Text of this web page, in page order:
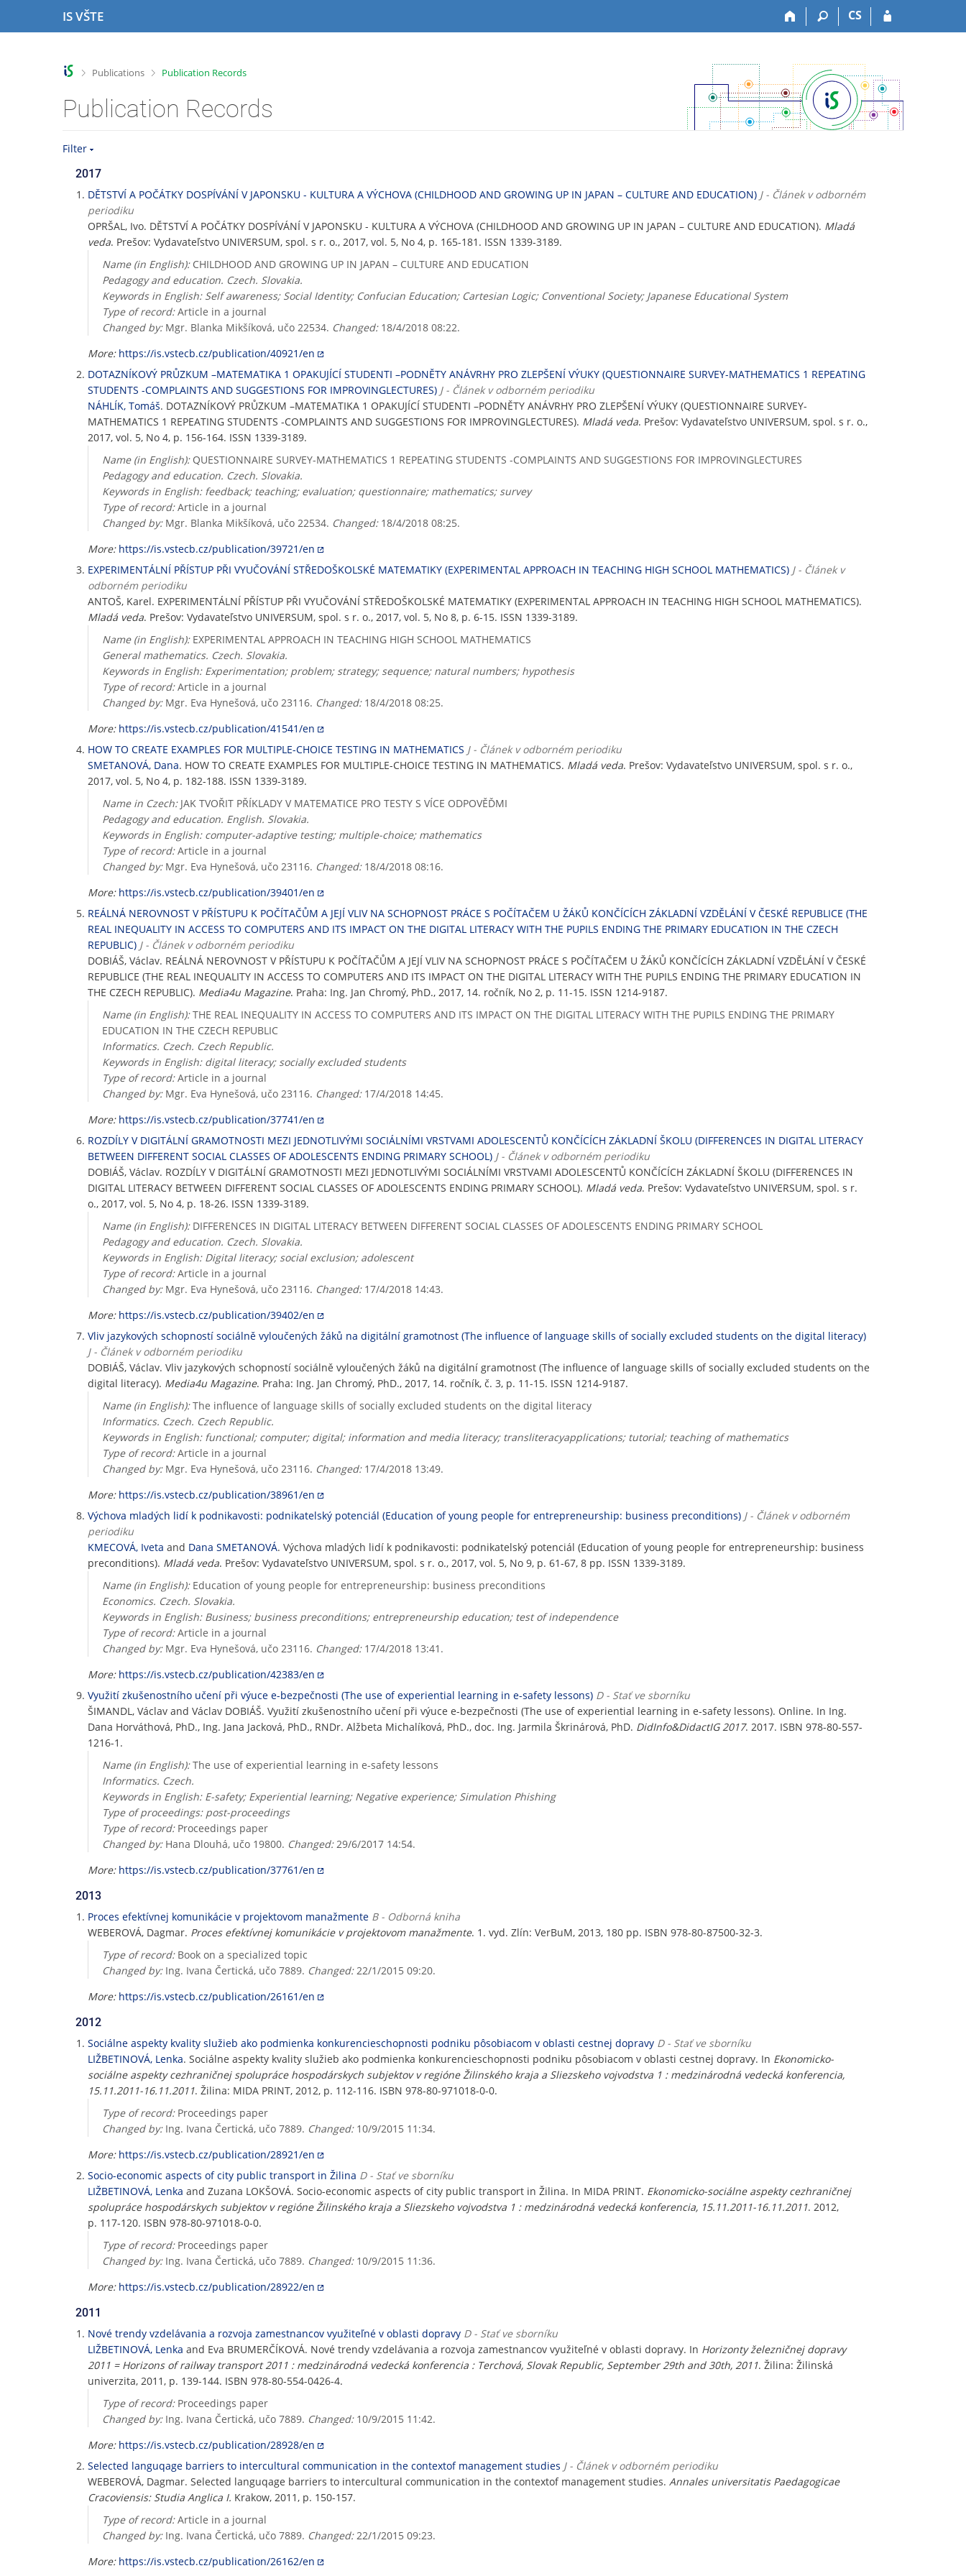
IS VŠTE CS
>Publications >Publication Records
Publication Records
Filter
2017
DĚTSTVÍ A POČÁTKY DOSPÍVÁNÍ V JAPONSKU - KULTURA A VÝCHOVA (CHILDHOOD AND GROWING UP IN JAPAN – CULTURE AND EDUCATION) J - Článek v odborném
periodiku
OPRŠAL, Ivo. DĚTSTVÍ A POČÁTKY DOSPÍVÁNÍ V JAPONSKU - KULTURA A VÝCHOVA (CHILDHOOD AND GROWING UP IN JAPAN – CULTURE AND EDUCATION). Mladá
veda. Prešov: Vydavateľstvo UNIVERSUM, spol. s r. o., 2017, vol. 5, No 4, p. 165-181. ISSN 1339-3189.
Name (in English):CHILDHOOD AND GROWING UP IN JAPAN – CULTURE AND EDUCATION
Pedagogy and education. Czech. Slovakia.
Keywords in English: Self awareness; Social Identity; Confucian Education; Cartesian Logic; Conventional Society; Japanese Educational System
Type of record:Article in a journal
Changed by:Mgr. Blanka Mikšíková, učo 22534. Changed:18/4/2018 08:22.
More: https://is.vstecb.cz/publication/40921/en
DOTAZNÍKOVÝ PRŮZKUM –MATEMATIKA 1 OPAKUJÍCÍ STUDENTI –PODNĚTY ANÁVRHY PRO ZLEPŠENÍ VÝUKY (QUESTIONNAIRE SURVEY-MATHEMATICS 1 REPEATING
STUDENTS -COMPLAINTS AND SUGGESTIONS FOR IMPROVINGLECTURES) J - Článek v odborném periodiku
NÁHLÍK, Tomáš. DOTAZNÍKOVÝ PRŮZKUM –MATEMATIKA 1 OPAKUJÍCÍ STUDENTI –PODNĚTY ANÁVRHY PRO ZLEPŠENÍ VÝUKY (QUESTIONNAIRE SURVEY-
MATHEMATICS 1 REPEATING STUDENTS -COMPLAINTS AND SUGGESTIONS FOR IMPROVINGLECTURES). Mladá veda. Prešov: Vydavateľstvo UNIVERSUM, spol. s r. o.,
2017, vol. 5, No 4, p. 156-164. ISSN 1339-3189.
Name (in English):QUESTIONNAIRE SURVEY-MATHEMATICS 1 REPEATING STUDENTS -COMPLAINTS AND SUGGESTIONS FOR IMPROVINGLECTURES
Pedagogy and education. Czech. Slovakia.
Keywords in English: feedback; teaching; evaluation; questionnaire; mathematics; survey
Type of record:Article in a journal
Changed by:Mgr. Blanka Mikšíková, učo 22534. Changed:18/4/2018 08:25.
More: https://is.vstecb.cz/publication/39721/en
EXPERIMENTÁLNÍ PŘÍSTUP PŘI VYUČOVÁNÍ STŘEDOŠKOLSKÉ MATEMATIKY (EXPERIMENTAL APPROACH IN TEACHING HIGH SCHOOL MATHEMATICS) J - Článek v
odborném periodiku
ANTOŠ, Karel. EXPERIMENTÁLNÍ PŘÍSTUP PŘI VYUČOVÁNÍ STŘEDOŠKOLSKÉ MATEMATIKY (EXPERIMENTAL APPROACH IN TEACHING HIGH SCHOOL MATHEMATICS).
Mladá veda. Prešov: Vydavateľstvo UNIVERSUM, spol. s r. o., 2017, vol. 5, No 8, p. 6-15. ISSN 1339-3189.
Name (in English):EXPERIMENTAL APPROACH IN TEACHING HIGH SCHOOL MATHEMATICS
General mathematics. Czech. Slovakia.
Keywords in English: Experimentation; problem; strategy; sequence; natural numbers; hypothesis
Type of record:Article in a journal
Changed by:Mgr. Eva Hynešová, učo 23116. Changed:18/4/2018 08:25.
More: https://is.vstecb.cz/publication/41541/en
HOW TO CREATE EXAMPLES FOR MULTIPLE-CHOICE TESTING IN MATHEMATICS J - Článek v odborném periodiku
SMETANOVÁ, Dana. HOW TO CREATE EXAMPLES FOR MULTIPLE-CHOICE TESTING IN MATHEMATICS. Mladá veda. Prešov: Vydavateľstvo UNIVERSUM, spol. s r. o.,
2017, vol. 5, No 4, p. 182-188. ISSN 1339-3189.
Name in Czech:JAK TVOŘIT PŘÍKLADY V MATEMATICE PRO TESTY S VÍCE ODPOVĚĎMI
Pedagogy and education. English. Slovakia.
Keywords in English: computer-adaptive testing; multiple-choice; mathematics
Type of record:Article in a journal
Changed by:Mgr. Eva Hynešová, učo 23116. Changed:18/4/2018 08:16.
More: https://is.vstecb.cz/publication/39401/en
REÁLNÁ NEROVNOST V PŘÍSTUPU K POČÍTAČŮM A JEJÍ VLIV NA SCHOPNOST PRÁCE S POČÍTAČEM U ŽÁKŮ KONČÍCÍCH ZÁKLADNÍ VZDĚLÁNÍ V ČESKÉ REPUBLICE (THE
REAL INEQUALITY IN ACCESS TO COMPUTERS AND ITS IMPACT ON THE DIGITAL LITERACY WITH THE PUPILS ENDING THE PRIMARY EDUCATION IN THE CZECH
REPUBLIC) J - Článek v odborném periodiku
DOBIÁŠ, Václav. REÁLNÁ NEROVNOST V PŘÍSTUPU K POČÍTAČŮM A JEJÍ VLIV NA SCHOPNOST PRÁCE S POČÍTAČEM U ŽÁKŮ KONČÍCÍCH ZÁKLADNÍ VZDĚLÁNÍ V ČESKÉ
REPUBLICE (THE REAL INEQUALITY IN ACCESS TO COMPUTERS AND ITS IMPACT ON THE DIGITAL LITERACY WITH THE PUPILS ENDING THE PRIMARY EDUCATION IN
THE CZECH REPUBLIC). Media4u Magazine. Praha: Ing. Jan Chromý, PhD., 2017, 14. ročník, No 2, p. 11-15. ISSN 1214-9187.
Name (in English):THE REAL INEQUALITY IN ACCESS TO COMPUTERS AND ITS IMPACT ON THE DIGITAL LITERACY WITH THE PUPILS ENDING THE PRIMARY
EDUCATION IN THE CZECH REPUBLIC
Informatics. Czech. Czech Republic.
Keywords in English: digital literacy; socially excluded students
Type of record:Article in a journal
Changed by:Mgr. Eva Hynešová, učo 23116. Changed:17/4/2018 14:45.
More: https://is.vstecb.cz/publication/37741/en
ROZDÍLY V DIGITÁLNÍ GRAMOTNOSTI MEZI JEDNOTLIVÝMI SOCIÁLNÍMI VRSTVAMI ADOLESCENTŮ KONČÍCÍCH ZÁKLADNÍ ŠKOLU (DIFFERENCES IN DIGITAL LITERACY
BETWEEN DIFFERENT SOCIAL CLASSES OF ADOLESCENTS ENDING PRIMARY SCHOOL) J - Článek v odborném periodiku
DOBIÁŠ, Václav. ROZDÍLY V DIGITÁLNÍ GRAMOTNOSTI MEZI JEDNOTLIVÝMI SOCIÁLNÍMI VRSTVAMI ADOLESCENTŮ KONČÍCÍCH ZÁKLADNÍ ŠKOLU (DIFFERENCES IN
DIGITAL LITERACY BETWEEN DIFFERENT SOCIAL CLASSES OF ADOLESCENTS ENDING PRIMARY SCHOOL). Mladá veda. Prešov: Vydavateľstvo UNIVERSUM, spol. s r.
o., 2017, vol. 5, No 4, p. 18-26. ISSN 1339-3189.
Name (in English):DIFFERENCES IN DIGITAL LITERACY BETWEEN DIFFERENT SOCIAL CLASSES OF ADOLESCENTS ENDING PRIMARY SCHOOL
Pedagogy and education. Czech. Slovakia.
Keywords in English: Digital literacy; social exclusion; adolescent
Type of record:Article in a journal
Changed by:Mgr. Eva Hynešová, učo 23116. Changed:17/4/2018 14:43.
More: https://is.vstecb.cz/publication/39402/en
Vliv jazykových schopností sociálně vyloučených žáků na digitální gramotnost (The influence of language skills of socially excluded students on the digital literacy)
J - Článek v odborném periodiku
DOBIÁŠ, Václav. Vliv jazykových schopností sociálně vyloučených žáků na digitální gramotnost (The influence of language skills of socially excluded students on the
digital literacy). Media4u Magazine. Praha: Ing. Jan Chromý, PhD., 2017, 14. ročník, č. 3, p. 11-15. ISSN 1214-9187.
Name (in English):The influence of language skills of socially excluded students on the digital literacy
Informatics. Czech. Czech Republic.
Keywords in English: functional; computer; digital; information and media literacy; transliteracyapplications; tutorial; teaching of mathematics
Type of record:Article in a journal
Changed by:Mgr. Eva Hynešová, učo 23116. Changed:17/4/2018 13:49.
More: https://is.vstecb.cz/publication/38961/en
Výchova mladých lidí k podnikavosti: podnikatelský potenciál (Education of young people for entrepreneurship: business preconditions) J - Článek v odborném
periodiku
KMECOVÁ, Iveta and Dana SMETANOVÁ. Výchova mladých lidí k podnikavosti: podnikatelský potenciál (Education of young people for entrepreneurship: business
preconditions). Mladá veda. Prešov: Vydavateľstvo UNIVERSUM, spol. s r. o., 2017, vol. 5, No 9, p. 61-67, 8 pp. ISSN 1339-3189.
Name (in English):Education of young people for entrepreneurship: business preconditions
Economics. Czech. Slovakia.
Keywords in English: Business; business preconditions; entrepreneurship education; test of independence
Type of record:Article in a journal
Changed by:Mgr. Eva Hynešová, učo 23116. Changed:17/4/2018 13:41.
More: https://is.vstecb.cz/publication/42383/en
Využití zkušenostního učení při výuce e-bezpečnosti (The use of experiential learning in e-safety lessons) D - Stať ve sborníku
ŠIMANDL, Václav and Václav DOBIÁŠ. Využití zkušenostního učení při výuce e-bezpečnosti (The use of experiential learning in e-safety lessons). Online. In Ing.
Dana Horváthová, PhD., Ing. Jana Jacková, PhD., RNDr. Alžbeta Michalíková, PhD., doc. Ing. Jarmila Škrinárová, PhD. DidInfo&DidactIG 2017. 2017. ISBN 978-80-557-
1216-1.
Name (in English):The use of experiential learning in e-safety lessons
Informatics. Czech.
Keywords in English: E-safety; Experiential learning; Negative experience; Simulation Phishing
Type of proceedings: post-proceedings
Type of record:Proceedings paper
Changed by:Hana Dlouhá, učo 19800. Changed:29/6/2017 14:54.
More: https://is.vstecb.cz/publication/37761/en
2013
Proces efektívnej komunikácie v projektovom manažmente B - Odborná kniha
WEBEROVÁ, Dagmar. Proces efektívnej komunikácie v projektovom manažmente. 1. vyd. Zlín: VerBuM, 2013, 180 pp. ISBN 978-80-87500-32-3.
Type of record:Book on a specialized topic
Changed by:Ing. Ivana Čertická, učo 7889. Changed:22/1/2015 09:20.
More: https://is.vstecb.cz/publication/26161/en
2012
Sociálne aspekty kvality služieb ako podmienka konkurencieschopnosti podniku pôsobiacom v oblasti cestnej dopravy D - Stať ve sborníku
LIŽBETINOVÁ, Lenka. Sociálne aspekty kvality služieb ako podmienka konkurencieschopnosti podniku pôsobiacom v oblasti cestnej dopravy. In Ekonomicko-
sociálne aspekty cezhraničnej spolupráce hospodárskych subjektov v regióne Žilinského kraja a Sliezskeho vojvodstva 1 : medzinárodná vedecká konferencia,
15.11.2011-16.11.2011. Žilina: MIDA PRINT, 2012, p. 112-116. ISBN 978-80-971018-0-0.
Type of record:Proceedings paper
Changed by:Ing. Ivana Čertická, učo 7889. Changed:10/9/2015 11:34.
More: https://is.vstecb.cz/publication/28921/en
Socio-economic aspects of city public transport in Žilina D - Stať ve sborníku
LIŽBETINOVÁ, Lenka and Zuzana LOKŠOVÁ. Socio-economic aspects of city public transport in Žilina. In MIDA PRINT. Ekonomicko-sociálne aspekty cezhraničnej
spolupráce hospodárskych subjektov v regióne Žilinského kraja a Sliezskeho vojvodstva 1 : medzinárodná vedecká konferencia, 15.11.2011-16.11.2011. 2012,
p. 117-120. ISBN 978-80-971018-0-0.
Type of record:Proceedings paper
Changed by:Ing. Ivana Čertická, učo 7889. Changed:10/9/2015 11:36.
More: https://is.vstecb.cz/publication/28922/en
2011
Nové trendy vzdelávania a rozvoja zamestnancov využiteľné v oblasti dopravy D - Stať ve sborníku
LIŽBETINOVÁ, Lenka and Eva BRUMERČÍKOVÁ. Nové trendy vzdelávania a rozvoja zamestnancov využiteľné v oblasti dopravy. In Horizonty železničnej dopravy
2011 = Horizons of railway transport 2011 : medzinárodná vedecká konferencia : Terchová, Slovak Republic, September 29th and 30th, 2011. Žilina: Žilinská
univerzita, 2011, p. 139-144. ISBN 978-80-554-0426-4.
Type of record:Proceedings paper
Changed by:Ing. Ivana Čertická, učo 7889. Changed:10/9/2015 11:42.
More: https://is.vstecb.cz/publication/28928/en
Selected languqage barriers to intercultural communication in the contextof management studies J - Článek v odborném periodiku
WEBEROVÁ, Dagmar. Selected languqage barriers to intercultural communication in the contextof management studies. Annales universitatis Paedagogicae
Cracoviensis: Studia Anglica I. Krakow, 2011, p. 150-157.
Type of record:Article in a journal
Changed by:Ing. Ivana Čertická, učo 7889. Changed:22/1/2015 09:23.
More: https://is.vstecb.cz/publication/26162/en